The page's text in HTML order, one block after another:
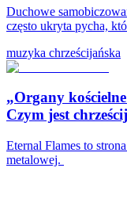
Duchowe
często ukryta pycha,
muzyka chrześcijańska
„Organy
Czym jest
Eternal Flames to
metalowej.